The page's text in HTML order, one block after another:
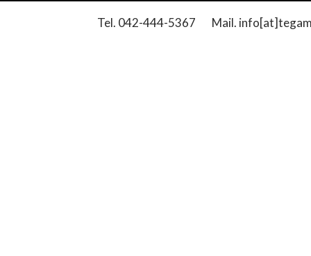
Tel. 042-444-5367 Mail.